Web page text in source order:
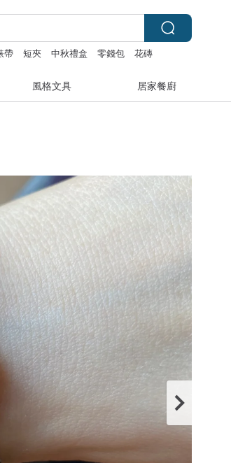
帶 短夾 中秋禮盒 零錢包 花磚
風格文具 居家餐廚